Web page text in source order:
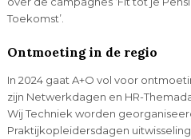
Toekomst’.
Ontmoeting in de regio
In 2024 gaat A+O vol voor
zijn Netwerkdagen en HR-
Wij Techniek worden
Praktijkopleidersdagen